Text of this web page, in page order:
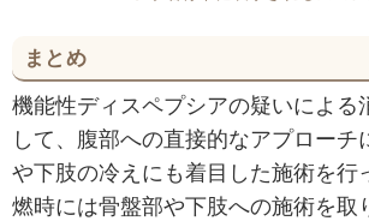
まとめ
機能性ディスペプシアの疑いによる
して、腹部への直接的なアプローチ
や下肢の冷えにも着目した施術を行
燃時には骨盤部や下肢への施術を取